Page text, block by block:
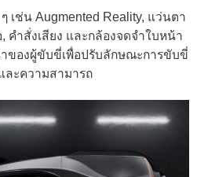
เช่น Augmented Reality, แว่นตา
คำสั่งเสียง และกล้องจดจำใบหน้า
ของผู้ขับขี่เพื่อปรับลักษณะการขับขี่
ะความสามารถ